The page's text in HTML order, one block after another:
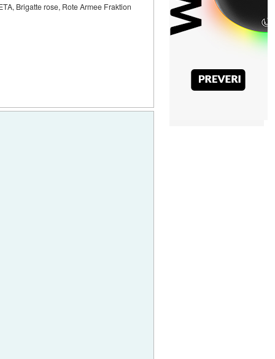
Brigatte rose, Rote Armee Fraktion